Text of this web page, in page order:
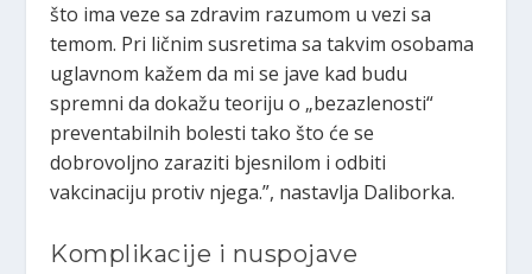
što ima veze sa zdravim razumom u vezi sa
temom. Pri ličnim susretima sa takvim osobama
uglavnom kažem da mi se jave kad budu
spremni da dokažu teoriju o „bezazlenosti“
preventabilnih bolesti tako što će se
dobrovoljno zaraziti bjesnilom i odbiti
vakcinaciju protiv njega.”, nastavlja Daliborka.
Komplikacije i nuspojave